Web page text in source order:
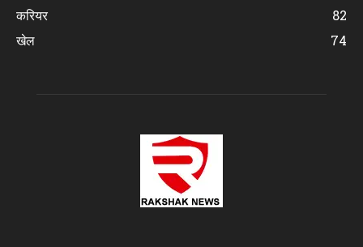
करियर
82
खेल
74